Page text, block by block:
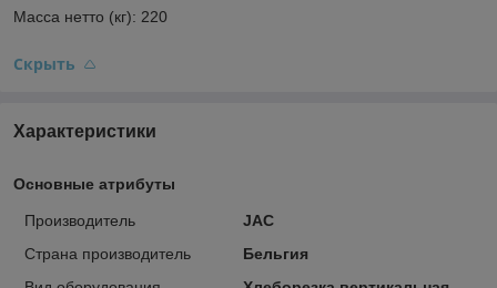
Масса нетто (кг): 220
Скрыть
Характеристики
Основные атрибуты
Производитель
JAC
Страна производитель
Бельгия